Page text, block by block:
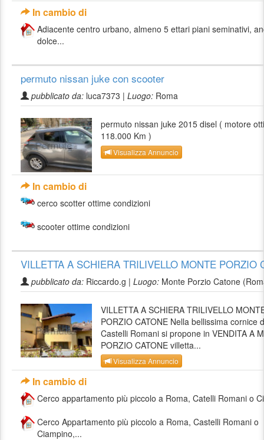
In cambio di
Adiacente centro urbano, almeno 5 ettari piani seminativi,
dolce...
permuto nissan juke con scooter
pubblicato da: luca7373 | Luogo: Roma
permuto nissan juke 2015 disel ( motore
118.000 Km )
Visualizza Annuncio
In cambio di
cerco scotter ottime condizioni
scooter ottime condizioni
VILLETTA A SCHIERA TRILIVELLO MONTE PORZIO
pubblicato da: Riccardo.g | Luogo: Monte Porzio Catone
VILLETTA A SCHIERA TRILIVELLO
PORZIO CATONE Nella bellissima cornice
Castelli Romani si propone in VENDITA A
PORZIO CATONE villetta...
Visualizza Annuncio
In cambio di
Cerco appartamento più piccolo a Roma, Catelli Romani o
Cerco Appartamento più piccolo a Roma, Castelli Romani o
Ciampino,...